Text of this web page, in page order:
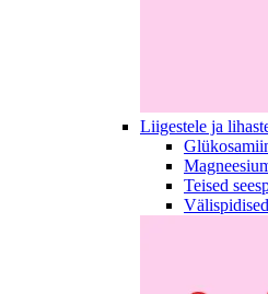
Liigestele ja
Teised